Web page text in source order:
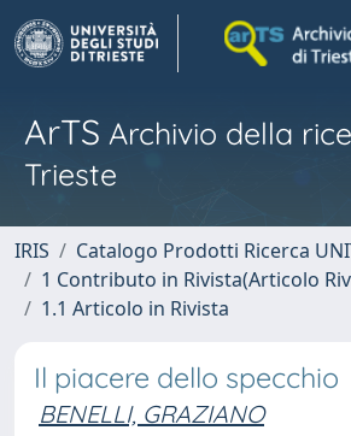
ArTS Archivio della
Trieste
IRIS
Catalogo Prodotti Ricerca
1 Contributo in Rivista(Articolo
1.1 Articolo in Rivista
Il piacere dello specchio
BENELLI, GRAZIANO